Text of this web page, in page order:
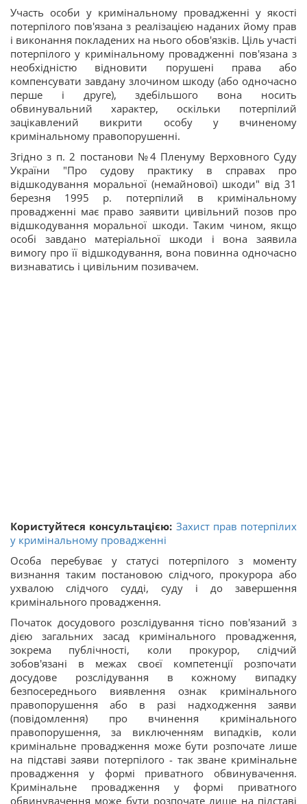
Участь особи у кримінальному провадженні у якості
потерпілого пов'язана з реалізацією наданих йому прав
і виконання покладених на нього обов'язків. Ціль участі
потерпілого у кримінальному провадженні пов'язана з
необхідністю відновити порушені права або
компенсувати завдану злочином шкоду (або одночасно
перше і друге), здебільшого вона носить
обвинувальний характер, оскільки потерпілий
зацікавлений викрити особу у вчиненому
кримінальному правопорушенні.
Згідно з п. 2 постанови №4 Пленуму Верховного Суду
України "Про судову практику в справах про
відшкодування моральної (немайнової) шкоди" від 31
березня 1995 р. потерпілий в кримінальному
провадженні має право заявити цивільний позов про
відшкодування моральної шкоди. Таким чином, якщо
особі завдано матеріальної шкоди і вона заявила
вимогу про її відшкодування, вона повинна одночасно
визнаватись і цивільним позивачем.
Користуйтеся консультацією: Захист прав потерпілих
у кримінальному провадженні
Особа перебуває у статусі потерпілого з моменту
визнання таким постановою слідчого, прокурора або
ухвалою слідчого судді, суду і до завершення
кримінального провадження.
Початок досудового розслідування тісно пов'язаний з
дією загальних засад кримінального провадження,
зокрема публічності, коли прокурор, слідчий
зобов'язані в межах своєї компетенції розпочати
досудове розслідування в кожному випадку
безпосереднього виявлення ознак кримінального
правопорушення або в разі надходження заяви
(повідомлення) про вчинення кримінального
правопорушення, за виключенням випадків, коли
кримінальне провадження може бути розпочате лише
на підставі заяви потерпілого - так зване кримінальне
провадження у формі приватного обвинувачення.
Кримінальне провадження у формі приватного
обвинувачення може бути розпочате лише на підставі